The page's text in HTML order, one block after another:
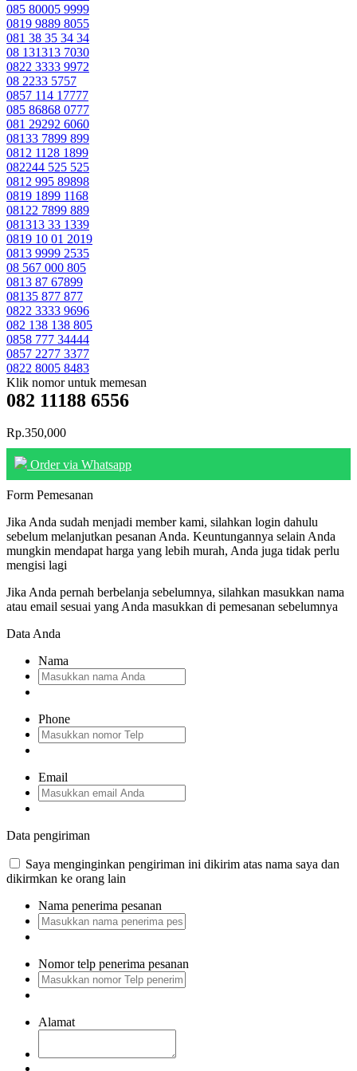
085 80005 9999
0819 9889 8055
081 38 35 34 34
08 131313 7030
0822 3333 9972
08 2233 5757
0857 114 17777
085 86868 0777
081 29292 6060
08133 7899 899
0812 1128 1899
082244 525 525
0812 995 89898
0819 1899 1168
08122 7899 889
081313 33 1339
0819 10 01 2019
0813 9999 2535
08 567 000 805
0813 87 67899
08135 877 877
0822 3333 9696
082 138 138 805
0858 777 34444
0857 2277 3377
0822 8005 8483
Klik nomor untuk memesan
082 11188 6556
Rp.350,000
Order via Whatsapp
Form Pemesanan
Jika Anda sudah menjadi member kami, silahkan login dahulu
sebelum melanjutkan pesanan Anda. Keuntungannya selain Anda
mungkin mendapat harga yang lebih murah, Anda juga tidak perlu
mengisi lagi
Jika Anda pernah berbelanja sebelumnya, silahkan masukkan nama
atau email sesuai yang Anda masukkan di pemesanan sebelumnya
Data Anda
Nama
Phone
Email
Data pengiriman
Saya menginginkan pengiriman ini dikirim atas nama saya dan
dikirmkan ke orang lain
Nama penerima pesanan
Nomor telp penerima pesanan
Alamat